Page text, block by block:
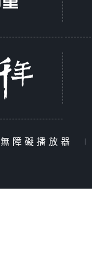
無障礙播放器 |